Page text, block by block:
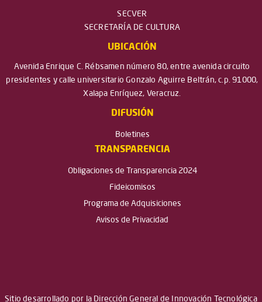
SECVER
SECRETARÍA DE CULTURA
UBICACIÓN
Avenida Enrique C. Rébsamen número 80, entre avenida circuito
presidentes y calle universitario Gonzalo Aguirre Beltrán, c.p. 91000,
Xalapa Enríquez, Veracruz.
DIFUSIÓN
Boletines
TRANSPARENCIA
Obligaciones de Transparencia 2024
Fideicomisos
Programa de Adquisiciones
Avisos de Privacidad
Sitio desarrollado por la Dirección General de Innovación Tecnológica